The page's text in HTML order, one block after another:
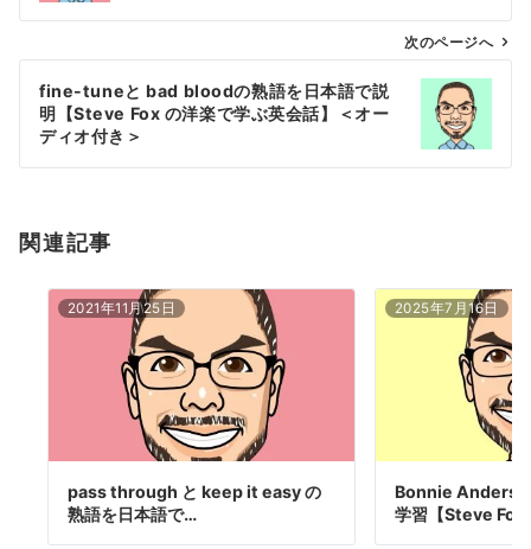
ン
次のページへ
fine-tuneと bad bloodの熟語を日本語で説
明【Steve Fox の洋楽で学ぶ英会話】＜オー
ディオ付き＞
関連記事
2021年11月25日
pass through と keep it easy の
熟語を日本語で…
2025年7月16日
Bonnie
学習【Steve Fox